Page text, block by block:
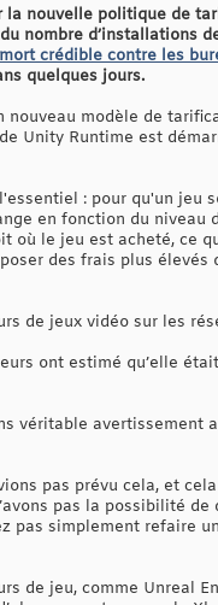
la nouvelle politique de
nombre d’installations
crédible contre les
quelques jours.
modèle de
Unity Runtime est
: pour qu'un jeu
en fonction du niveau
où le jeu est acheté, ce
des frais plus élevés
de jeux vidéo sur les
ont estimé qu’elle
véritable avertissement
pas prévu cela, et
pas la possibilité de
pas simplement refaire
de jeu, comme Unreal